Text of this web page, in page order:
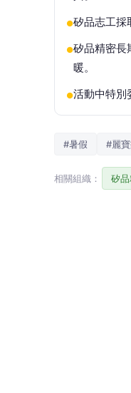
●矽品志工採
●矽品精密長
暖。
●活動中特別
#暑假 #麗
相關組織： 矽